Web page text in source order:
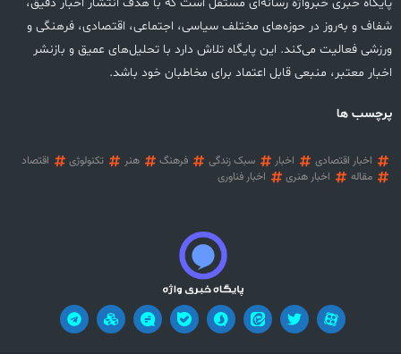
شفاف و به‌روز در حوزه‌های مختلف سیاسی، اجتماعی، اقتصادی، فرهنگی و
ورزشی فعالیت می‌کند. این پایگاه تلاش دارد با تحلیل‌های عمیق و بازنشر
اخبار معتبر، منبعی قابل اعتماد برای مخاطبان خود باشد.
پرچسب ها
اخبار اقتصادی اخبار سبک زندگی فرهنگ هنر تکنولوژی
اقتصاد
مقاله
اخبار هنری اخبار فناوری